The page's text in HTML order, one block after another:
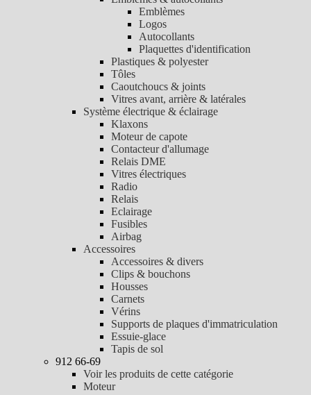
Emblèmes
Logos
Autocollants
Plaquettes d'identification
Plastiques & polyester
Tôles
Caoutchoucs & joints
Vitres avant, arrière & latérales
Système électrique & éclairage
Klaxons
Moteur de capote
Contacteur d'allumage
Relais DME
Vitres électriques
Radio
Relais
Eclairage
Fusibles
Airbag
Accessoires
Accessoires & divers
Clips & bouchons
Housses
Carnets
Vérins
Supports de plaques d'immatriculation
Essuie-glace
Tapis de sol
912 66-69
Voir les produits de cette catégorie
Moteur